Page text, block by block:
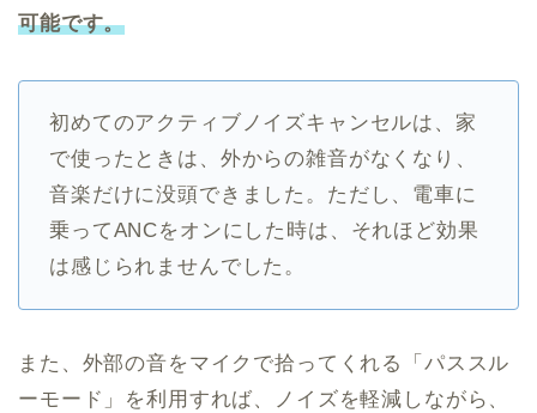
可能です。
初めてのアクティブノイズキャンセルは、家
で使ったときは、外からの雑音がなくなり、
音楽だけに没頭できました。ただし、電車に
乗ってANCをオンにした時は、それほど効果
は感じられませんでした。
また、外部の音をマイクで拾ってくれる「パススル
ーモード」を利用すれば、ノイズを軽減しながら、